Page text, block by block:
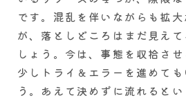
です。混乱を伴いながらも拡
が、落としどころはまだ見え
しょう。今は、事態を収拾さ
少しトライ＆エラーを進めて
う。あえて決めずに流れると